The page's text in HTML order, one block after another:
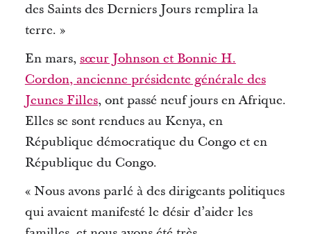
des Saints des Derniers Jours remplira la
terre. »
En mars,sœur Johnson et Bonnie H.
Cordon, ancienne présidente générale des
Jeunes Filles, ont passé neuf jours en Afrique.
Elles se sont rendues au Kenya, en
République démocratique du Congo et en
République du Congo.
« Nous avons parlé à des dirigeants politiques
qui avaient manifesté le désir d’aider les